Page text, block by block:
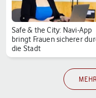
Safe & the City: Navi-App
bringt Frauen sicherer
die Stadt